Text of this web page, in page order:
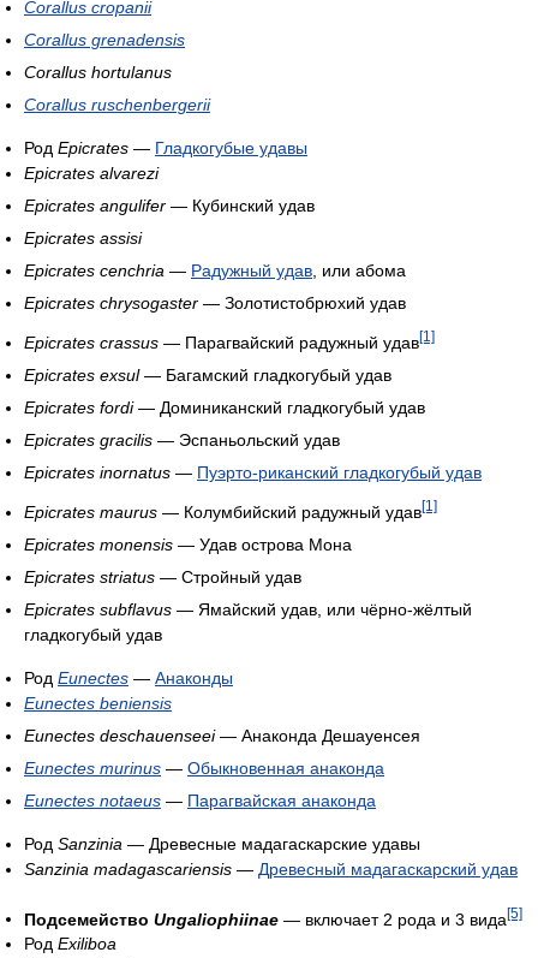
Corallus cropanii
Corallus grenadensis
Corallus hortulanus
Corallus ruschenbergerii
Род Epicrates — Гладкогубые удавы
Epicrates alvarezi
Epicrates angulifer — Кубинский удав
Epicrates assisi
Epicrates cenchria — Радужный удав, или абома
Epicrates chrysogaster — Золотистобрюхий удав
Epicrates crassus — Парагвайский радужный удав[1]
Epicrates exsul— Багамский гладкогубый удав
Epicrates fordi— Доминиканский гладкогубый удав
Epicrates gracilis — Эспаньольский удав
Epicrates inornatus — Пуэрто-риканский гладкогубый удав
Epicrates maurus — Колумбийский радужный удав[1]
Epicrates monensis — Удав острова Мона
Epicrates striatus — Стройный удав
Epicrates subflavus — Ямайский удав, или чёрно-жёлтый
гладкогубый удав
Род Eunectes — Анаконды
Eunectes beniensis
Eunectes deschauenseei— Анаконда Дешауенсея
Eunectes murinus — Обыкновенная анаконда
Eunectes notaeus — Парагвайская анаконда
Род Sanzinia — Древесные мадагаскарские удавы
Sanzinia madagascariensis — Древесный мадагаскарский удав
Подсемейство Ungaliophiinae — включает 2 рода и 3 вида[5]
Род Exiliboa